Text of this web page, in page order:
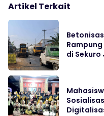
Artikel Terkait
di